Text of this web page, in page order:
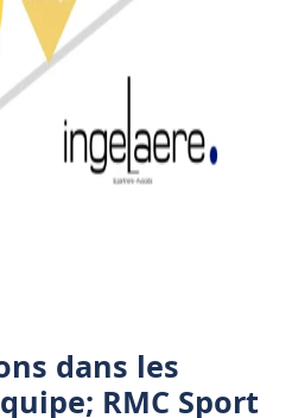
dans les
RMC Sport